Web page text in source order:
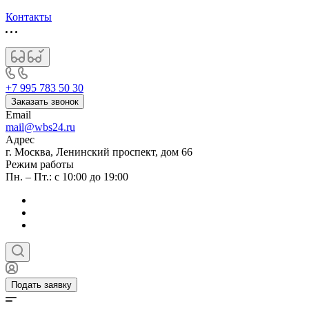
Контакты
+7 995 783 50 30
Заказать звонок
Email
mail@wbs24.ru
Адрес
г. Москва, Ленинский проспект, дом 66
Режим работы
Пн. – Пт.: с 10:00 до 19:00
Подать заявку